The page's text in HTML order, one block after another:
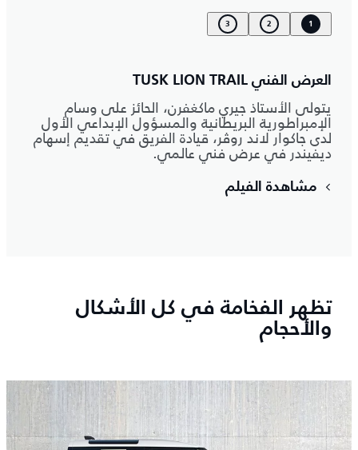
1
2
3
العرض الفني TUSK LION TRAIL
يتولى الأستاذ جيري ماكغفرن، الحائز على وسام
الإمبراطورية البريطانية والمسؤول الإبداعي الأول
لدى جاكوار لاند روڤر، قيادة الفريق في تقديم إسهام
ديفيندر في عرض فني عالمي.
مشاهدة الفيلم
تظهر الفخامة في كل الأشكال
والأحجام